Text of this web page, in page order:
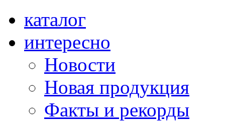
каталог
интересно
Новости
Новая продукция
Факты и рекорды